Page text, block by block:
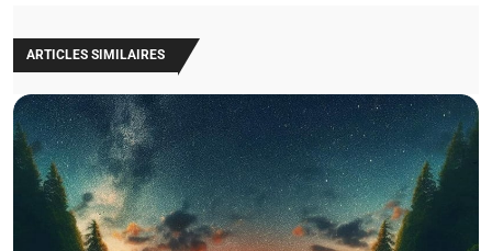
ARTICLES SIMILAIRES